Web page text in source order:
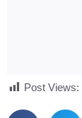
Post Views: